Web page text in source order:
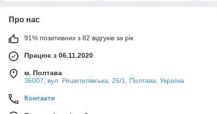
Про нас
91% позитивних з 82 відгуків за рік
Працює з 06.11.2020
м. Полтава
36007, вул. Решетилівська, 26/1, Полтава, Україна
Контакти